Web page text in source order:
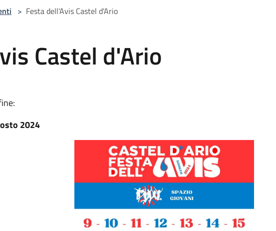
> Festa dell'Avis Castel d'Ario
Castel d'Ario
2024